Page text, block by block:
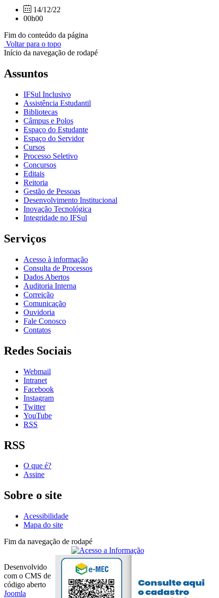
14/12/22
00h00
Fim do conteúdo da página
Voltar para o topo
Início da navegação de rodapé
Assuntos
IFSul Inclusivo
Assistência Estudantil
Bibliotecas
Câmpus e Polos
Espaço do Estudante
Espaço do Servidor
Cursos
Processo Seletivo
Concursos
Editais
Reitoria
Gestão de Pessoas
Desenvolvimento Institucional
Inovação Tecnológica
Integridade no IFSul
Serviços
Acesso à informação
Consulta de Processos
Dados Abertos
Auditoria Interna
Correição
Comunicação
Ouvidoria
Fale Conosco
Contatos
Redes Sociais
Webmail
Intranet
Facebook
Instagram
Twitter
YouTube
RSS
RSS
O que é?
Assine
Sobre o site
Acessibilidade
Mapa do site
Fim da navegação de rodapé
Desenvolvido
com o CMS de
código aberto
Joomla